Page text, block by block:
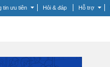
tin ưu tiên Hỏi & đáp Hỗ trợ